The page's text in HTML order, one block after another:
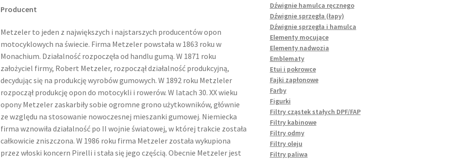
Producent
Metzeler to jeden z największych i najstarszych producentów opon
motocyklowych na świecie. Firma Metzeler powstała w 1863 roku w
Monachium. Działalność rozpoczęła od handlu gumą. W 1871 roku
założyciel firmy, Robert Metzeler, rozpoczął działalność produkcyjną,
decydując się na produkcję wyrobów gumowych. W 1892 roku Metzleler
rozpoczął produkcję opon do motocykli i rowerów. W latach 30. XX wieku
opony Metzeler zaskarbiły sobie ogromne grono użytkowników, głównie
ze względu na stosowanie nowoczesnej mieszanki gumowej. Niemiecka
firma wznowiła działalność po II wojnie światowej, w której trakcie została
całkowicie zniszczona. W 1986 roku firma Metzeler została wykupiona
przez włoski koncern Pirelli i stała się jego częścią. Obecnie Metzeler jest
Dźwignie hamulca ręcznego
Dźwignie sprzęgła (łapy)
Dźwignie sprzęgła i hamulca
Elementy mocujące
Elementy nadwozia
Emblematy
Etui i pokrowce
Fajki zapłonowe
Farby
Figurki
Filtry cząstek stałych DPF/FAP
Filtry kabinowe
Filtry odmy
Filtry oleju
Filtry paliwa